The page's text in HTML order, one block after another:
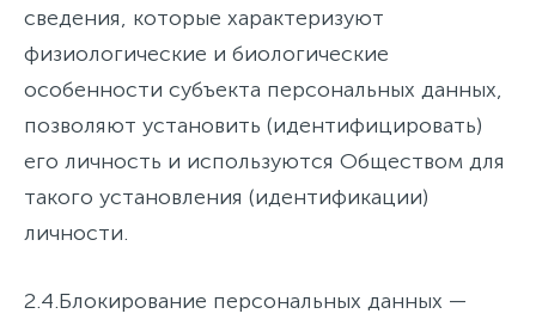
сведения, которые характеризуют
физиологические и биологические
особенности субъекта персональных данных,
позволяют установить (идентифицировать)
его личность и используются Обществом для
такого установления (идентификации)
личности.
2.4.Блокирование персональных данных —